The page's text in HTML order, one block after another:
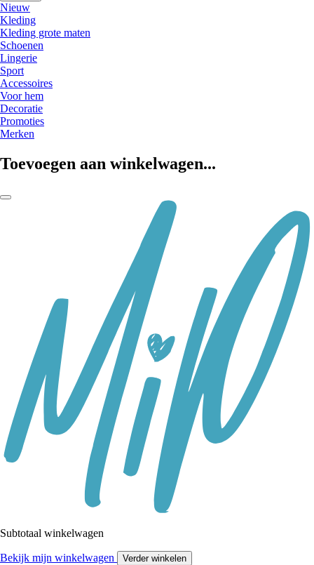
Nieuw
Kleding
Kleding grote maten
Schoenen
Lingerie
Sport
Accessoires
Voor hem
Decoratie
Promoties
Merken
Toevoegen aan winkelwagen...
Subtotaal winkelwagen
Bekijk mijn winkelwagen Verder winkelen